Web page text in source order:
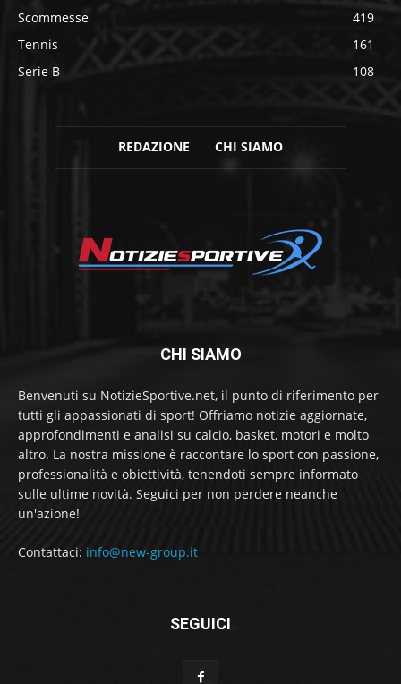
Scommesse
419
Tennis
161
Serie B
108
REDAZIONE CHI SIAMO
CHI SIAMO
Benvenuti su NotizieSportive.net, il punto di riferimento per
tutti gli appassionati di sport! Offriamo notizie aggiornate,
approfondimenti e analisi su calcio, basket, motori e molto
altro. La nostra missione è raccontare lo sport con passione,
professionalità e obiettività, tenendoti sempre informato
sulle ultime novità. Seguici per non perdere neanche
un'azione!
Contattaci: info@new-group.it
SEGUICI